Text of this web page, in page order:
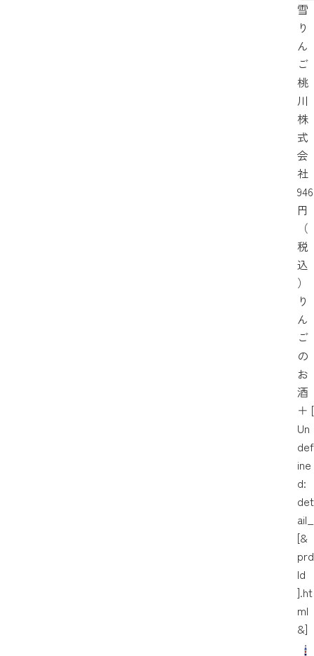
雪
り
ん
ご
桃
川
株
式
会
社
946
円
（
税
込
）
り
ん
ご
の
お
酒
＋ [
Un
def
ine
d:
det
ail_
[&
prd
Id
].ht
ml
&]